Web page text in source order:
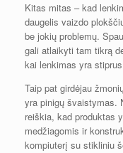
Kitas mitas – kad
daugelis vaizdo
be jokių problemų.
gali atlaikyti tam tikrą
kai lenkimas yra
Taip pat girdėjau
yra pinigų švaistymas.
reiškia, kad produktas
medžiagomis ir
kompiuterį su stikliniu